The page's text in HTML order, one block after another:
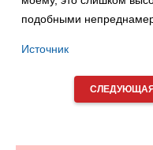
подобными
Источник